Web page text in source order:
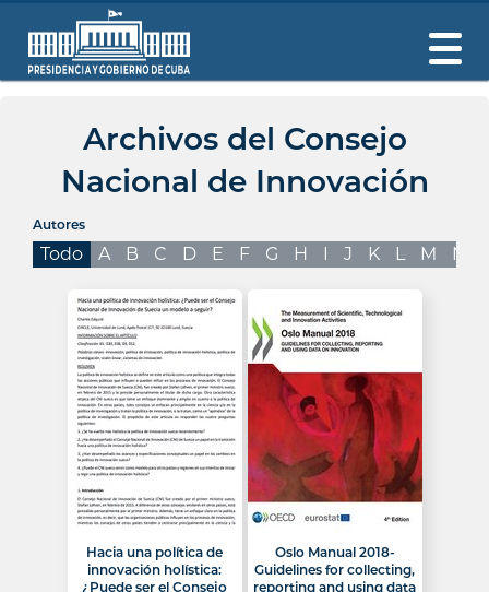
Archivos del Consejo
Nacional de Innovación
Autores
Todo A B C D E F G H I J K L M N
Hacia una política de
innovación holística:
¿Puede ser el Consejo
Oslo Manual 2018-
Guidelines for collecting,
reporting and using data